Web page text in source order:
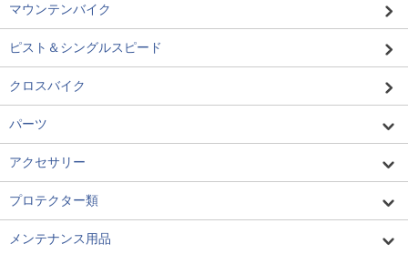
マウンテンバイク
ピスト＆シングルスピード
クロスバイク
パーツ
アクセサリー
プロテクター類
メンテナンス用品